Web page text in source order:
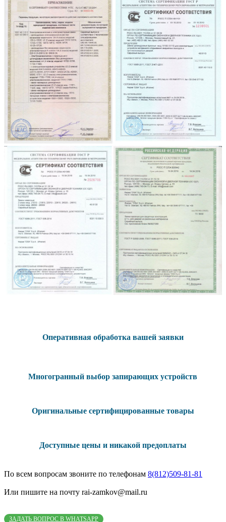
Оперативная обработка вашей заявки
Многогранный выбор запирающих устройств
Оригинальные сертифицированные товары
Доступные цены и никакой предоплаты
По всем вопросам звоните по телефонам 8(812)509-81-81
Или пишите на почту rai-zamkov@mail.ru
ЗАДАТЬ ВОПРОС В WHATSAPP